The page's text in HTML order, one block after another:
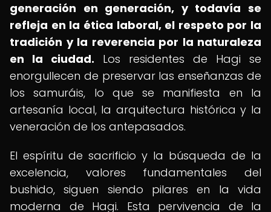
generación en generación, y todavía se
refleja en la ética laboral, el respeto por la
tradición y la reverencia por la naturaleza
en la ciudad. Los residentes de Hagi se
enorgullecen de preservar las enseñanzas de
los samuráis, lo que se manifiesta en la
artesanía local, la arquitectura histórica y la
veneración de los antepasados.
El espíritu de sacrificio y la búsqueda de la
excelencia, valores fundamentales del
bushido, siguen siendo pilares en la vida
moderna de Hagi. Esta pervivencia de la